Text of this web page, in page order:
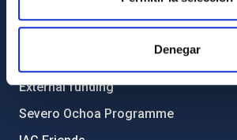
Denegar
Environment and Sustainability
Forever IAC
External funding
Severo Ochoa Programme